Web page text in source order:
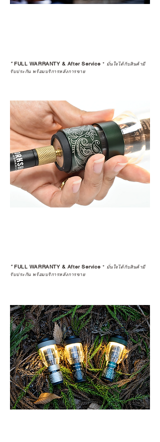
*FULL WARRANTY & After Service * มั่นใจได้กับสินค้ามี
รับประกัน พร้อมบริการหลังการขาย
*FULL WARRANTY & After Service * มั่นใจได้กับสินค้ามี
รับประกัน พร้อมบริการหลังการขาย